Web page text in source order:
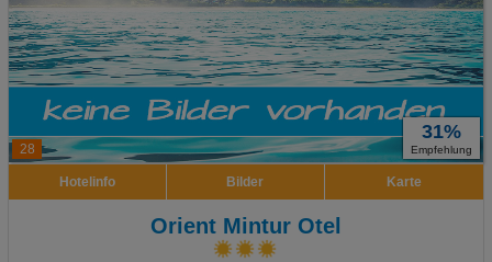
28
31%
Empfehlung
Hotelinfo Bilder Karte
Orient Mintur Otel